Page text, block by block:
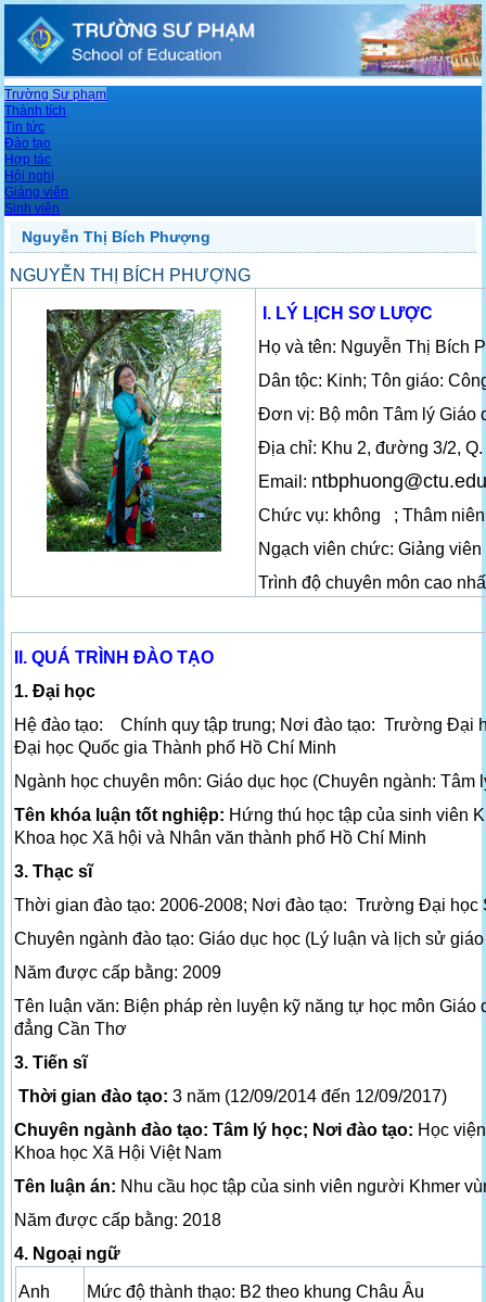
Trường Sư phạm
Thành tích
Tin tức
Đào tạo
Hợp tác
Hội nghị
Giảng viên
Sinh viên
Nguyễn Thị Bích Phượng
NGUYỄN THỊ BÍCH PHƯỢNG
I. LÝ LỊCH SƠ LƯỢC
Họ và tên: Nguyễn Thị Bích
Dân tộc: Kinh; Tôn giáo:
Đơn vị: Bộ môn Tâm lý Giáo
Địa chỉ: Khu 2, đường 3/2,
Email:
Chức vụ: không ; Thâm
Ngạch viên chức: Giảng
Trình độ chuyên môn cao
II. QUÁ TRÌNH ĐÀO TẠO
1. Đại học
Hệ đào tạo: Chính quy tập trung; Nơi đào tạo: Trường Đại
Đại học Quốc gia Thành phố Hồ Chí Minh
Ngành học chuyên môn: Giáo dục học (Chuyên ngành:
Tên khóa luận tốt nghiệp: Hứng thú học tập của sinh viên
Khoa học Xã hội và Nhân văn thành phố Hồ Chí
3. Thạc sĩ
Thời gian đào tạo: 2006-2008; Nơi đào tạo: Trường Đại học
Chuyên ngành đào tạo: Giáo dục học (Lý luận và lịch sử
Năm được cấp bằng: 2009
Tên luận văn: Biện pháp rèn luyện kỹ năng tự học môn
đẳng Cần Thơ
3. Tiến sĩ
Thời gian đào tạo: 3 năm (12/09/2014 đến 12/09/2017)
Chuyên ngành đào tạo: Tâm lý học; Nơi đào tạo: Học
Khoa học Xã Hội Việt Nam
Tên luận án: Nhu cầu học tập của sinh viên người Khmer
Năm được cấp bằng: 2018
4. Ngoại ngữ
Anh Mức độ thành thạo: B2 theo khung Châu Âu